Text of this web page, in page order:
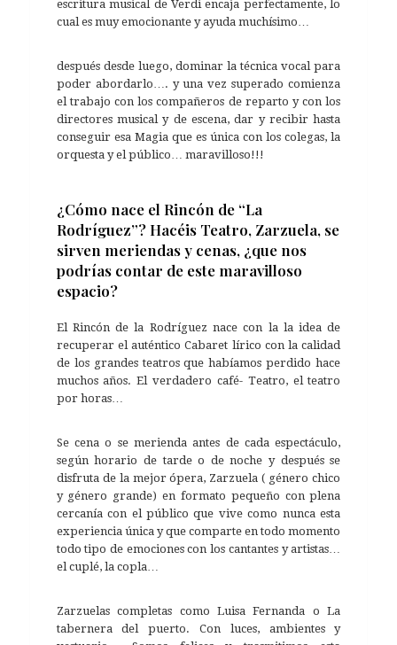
escritura musical de Verdi encaja perfectamente, lo
cual es muy emocionante y ayuda muchísimo…
después desde luego, dominar la técnica vocal para
poder abordarlo…. y una vez superado comienza
el trabajo con los compañeros de reparto y con los
directores musical y de escena, dar y recibir hasta
conseguir esa Magia que es única con los colegas, la
orquesta y el público… maravilloso!!!
¿Cómo nace el Rincón de “La
Rodríguez”? Hacéis Teatro, Zarzuela, se
sirven meriendas y cenas, ¿que nos
podrías contar de este maravilloso
espacio?
El Rincón de la Rodríguez nace con la la idea de
recuperar el auténtico Cabaret lírico con la calidad
de los grandes teatros que habíamos perdido hace
muchos años. El verdadero café- Teatro, el teatro
por horas…
Se cena o se merienda antes de cada espectáculo,
según horario de tarde o de noche y después se
disfruta de la mejor ópera, Zarzuela ( género chico
y género grande) en formato pequeño con plena
cercanía con el público que vive como nunca esta
experiencia única y que comparte en todo momento
todo tipo de emociones con los cantantes y artistas…
el cuplé, la copla…
Zarzuelas completas como Luisa Fernanda o La
tabernera del puerto. Con luces, ambientes y